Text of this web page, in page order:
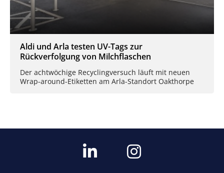
Aldi und Arla testen UV-Tags zur
Rückverfolgung von Milchflaschen
Der achtwöchige Recyclingversuch läuft mit neuen
Wrap-around-Etiketten am Arla-Standort Oakthorpe